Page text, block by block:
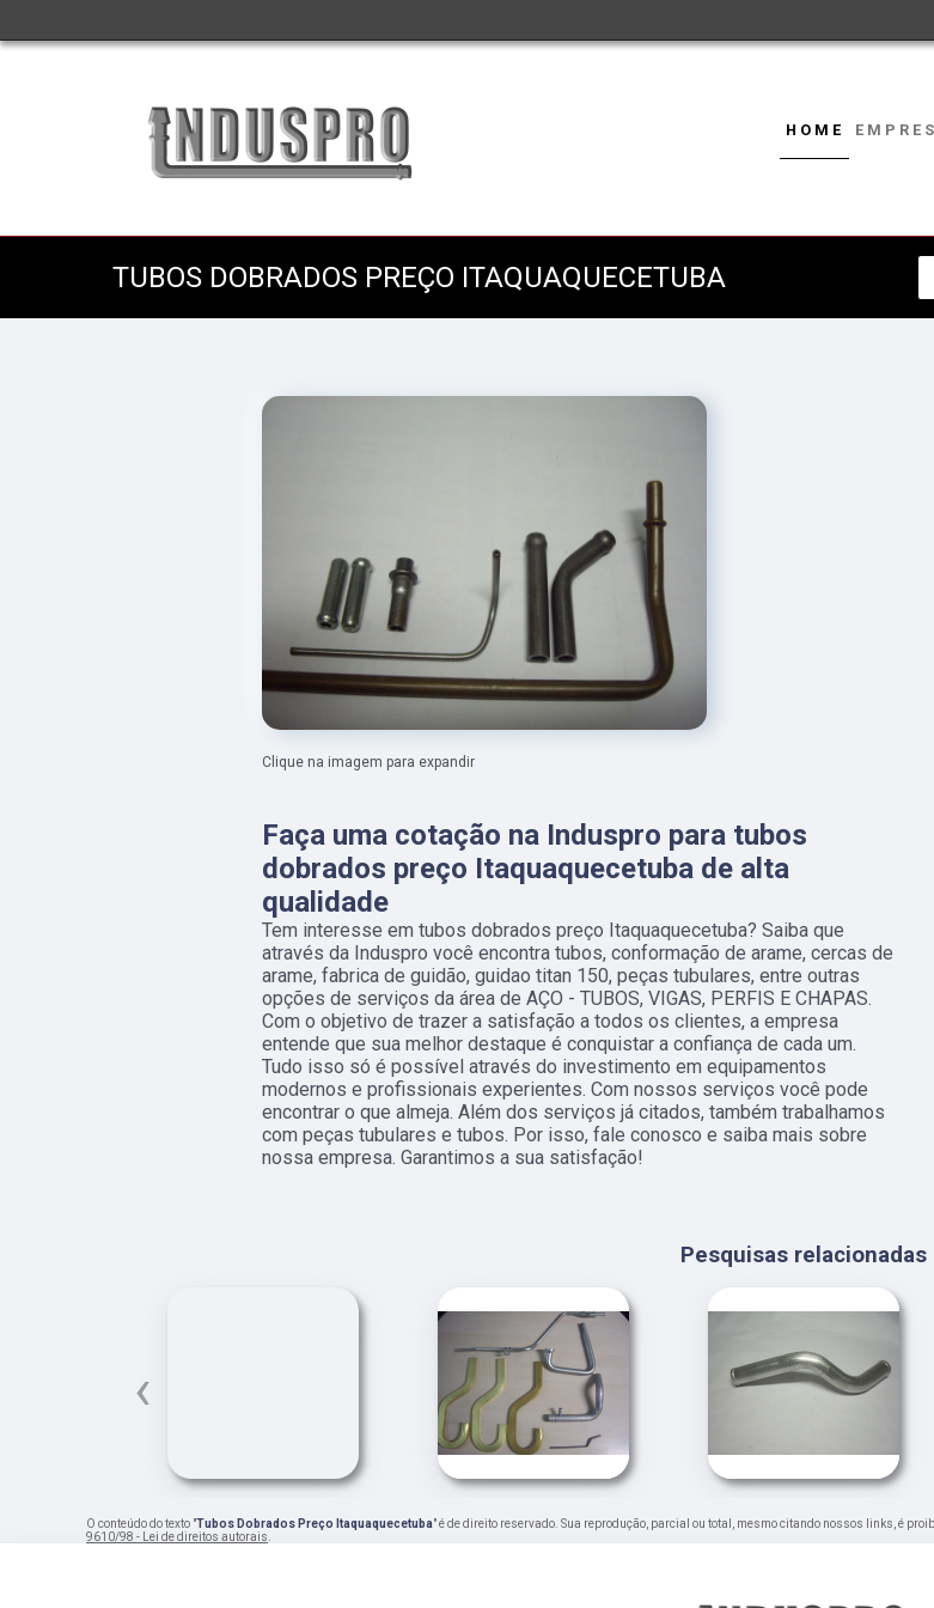
HOME
TUBOS DOBRADOS PREÇO ITAQUAQUECETUBA
Clique na imagem para expandir
Faça uma cotação na Induspro para tubos
dobrados preço Itaquaquecetuba de alta
qualidade
Tem interesse em tubos dobrados preço Itaquaquecetuba? Saiba que
através da Induspro você encontra tubos, conformação de arame, cercas de
arame, fabrica de guidão, guidao titan 150, peças tubulares, entre outras
opções de serviços da área de AÇO - TUBOS, VIGAS, PERFIS E CHAPAS.
Com o objetivo de trazer a satisfação a todos os clientes, a empresa
entende que sua melhor destaque é conquistar a confiança de cada um.
Tudo isso só é possível através do investimento em equipamentos
modernos e profissionais experientes. Com nossos serviços você pode
encontrar o que almeja. Além dos serviços já citados, também trabalhamos
com peças tubulares e tubos. Por isso, fale conosco e saiba mais sobre
nossa empresa. Garantimos a sua satisfação!
Pesquisas relacionadas
‹
O conteúdo do texto "Tubos Dobrados Preço Itaquaquecetuba" é de direito reservado. Sua reprodução, parcial ou total, mesmo citando nossos links, é
9610/98 - Lei de direitos autorais.